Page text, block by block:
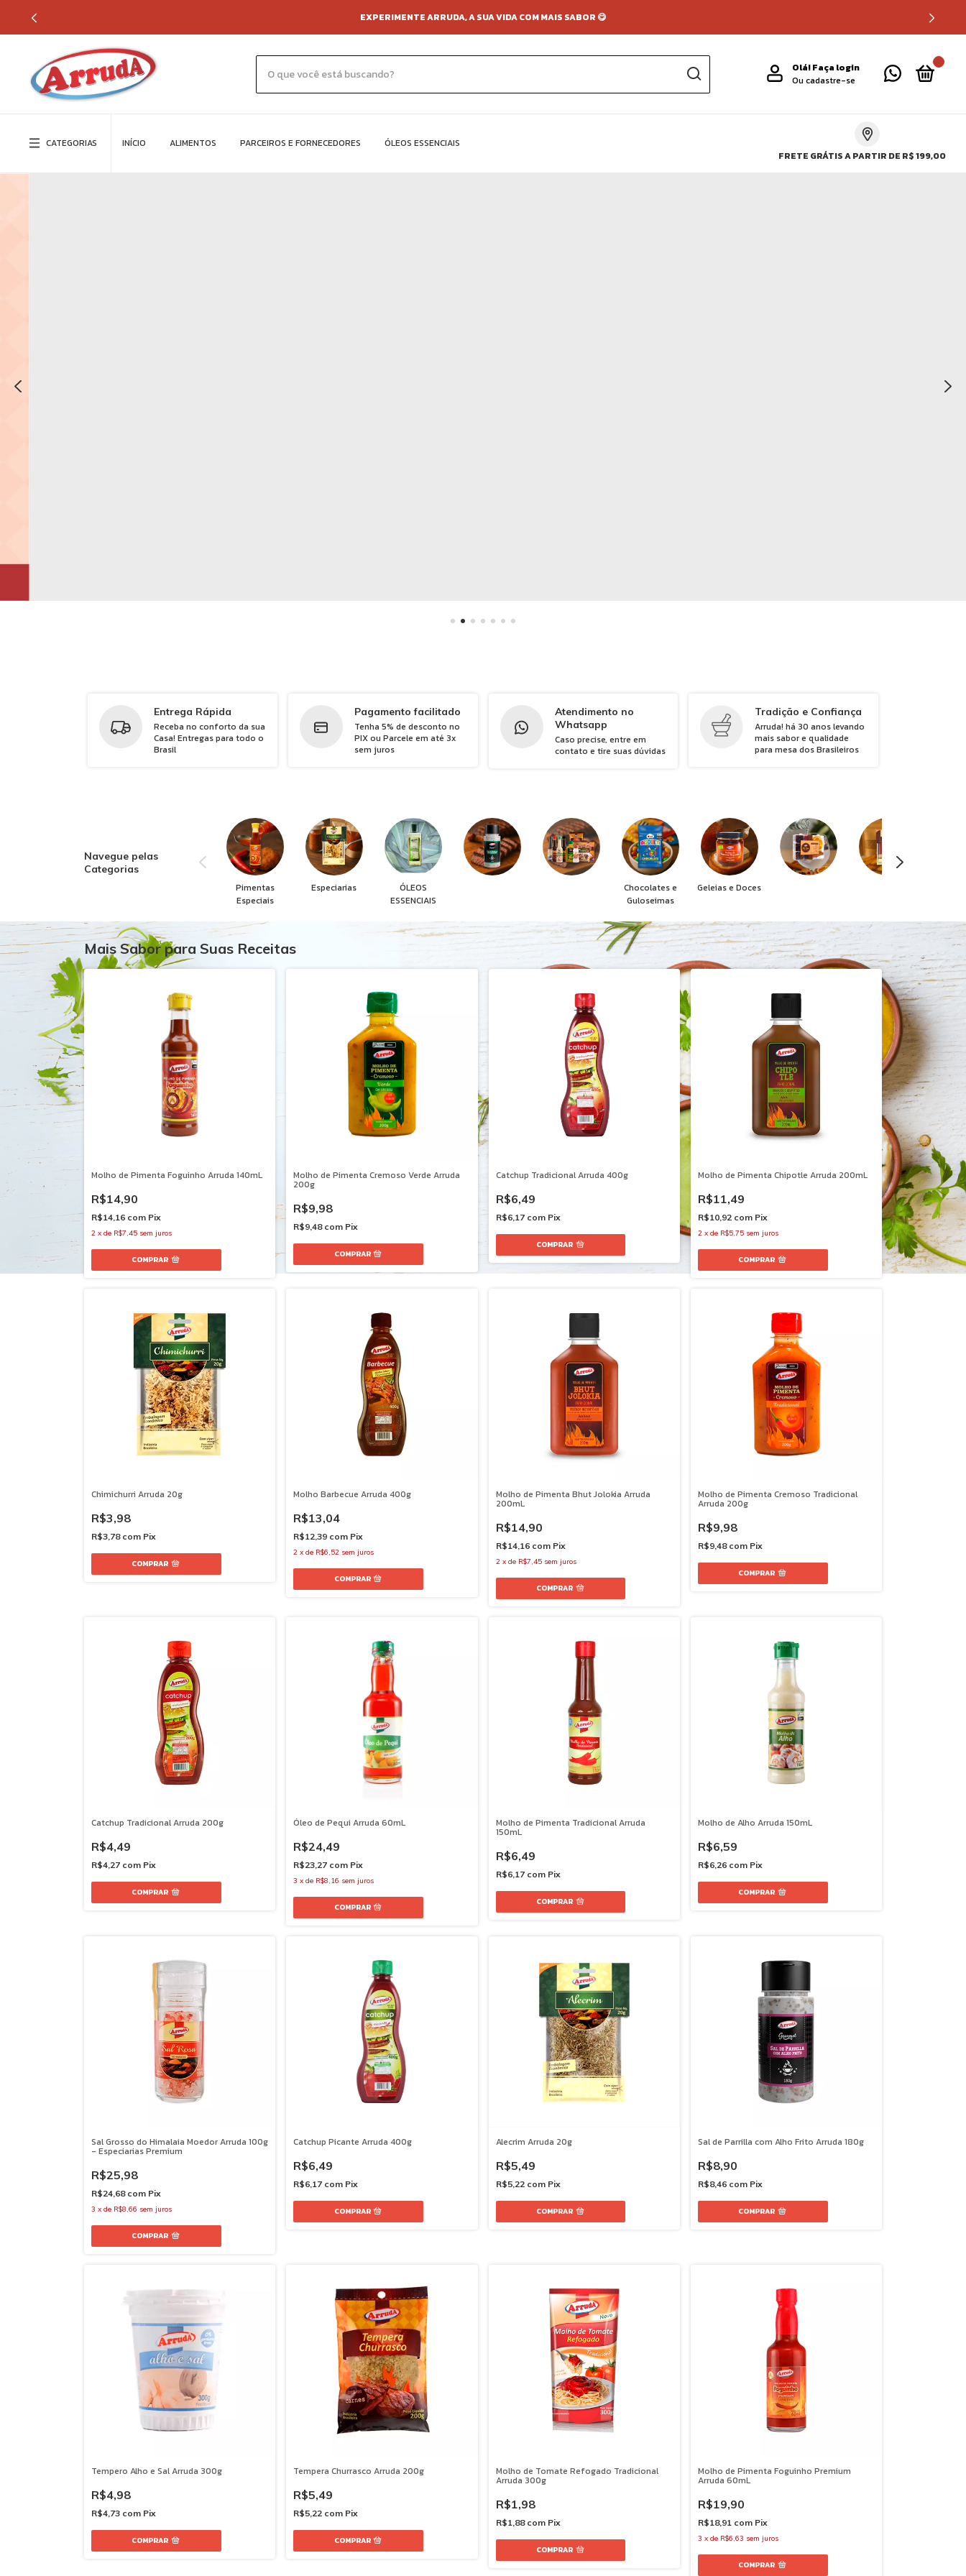
EXPERIMENTE ARRUDA, A SUA VIDA COM MAIS SABOR 😋
Olá!Faça login
Ou cadastre-se
CATEGORIAS INÍCIO ALIMENTOS PARCEIROS E FORNECEDORES
ÓLEOS ESSENCIAIS
FRETE GRÁTIS A PARTIR DE R$ 199,00
Entrega Rápida
Receba no conforto da sua
Casa! Entregas para todo o
Brasil
Pagamento facilitado
Tenha 5% de desconto no
PIX ou Parcele em até 3x
sem juros
Atendimento no
Whatsapp
Caso precise, entre em
contato e tire suas dúvidas
Tradição e Confiança
Arruda! há 30 anos levando
mais sabor e qualidade
para mesa dos Brasileiros
Navegue pelas
Categorias
Pimentas
Especiais
Especiarias
ÓLEOS
ESSENCIAIS
Chocolates e
Guloseimas
Geleias e Doces
Mais Sabor para Suas Receitas
Molho de Pimenta Foguinho Arruda 140mL
R$14,90
R$14,16 com Pix
2 x de R$7,45 sem juros
Molho de Pimenta Cremoso Verde Arruda
200g
R$9,98
R$9,48 com Pix
Catchup Tradicional Arruda 400g
R$6,49
R$6,17 com Pix
Molho de Pimenta Chipotle Arruda 200mL
R$11,49
R$10,92 com Pix
2 x de R$5,75 sem juros
Chimichurri Arruda 20g
R$3,98
R$3,78 com Pix
Molho Barbecue Arruda 400g
R$13,04
R$12,39 com Pix
2 xde R$6,52 sem juros
Molho de Pimenta Bhut Jolokia Arruda
200mL
R$14,90
R$14,16 com Pix
2 x de R$7,45 sem juros
Molho de Pimenta Cremoso Tradicional
Arruda 200g
R$9,98
R$9,48 com Pix
Catchup Tradicional Arruda 200g
R$4,49
R$4,27 com Pix
Óleo de Pequi Arruda 60mL
R$24,49
R$23,27 com Pix
3 xde R$8,16 sem juros
Molho de Pimenta Tradicional Arruda
150mL
R$6,49
R$6,17 com Pix
Molho de Alho Arruda 150mL
R$6,59
R$6,26 com Pix
Sal Grosso do Himalaia Moedor Arruda 100g
- Especiarias Premium
R$25,98
R$24,68 com Pix
3 x de R$8,66 sem juros
Catchup Picante Arruda 400g
R$6,49
R$6,17 com Pix
Alecrim Arruda 20g
R$5,49
R$5,22 com Pix
Sal de Parrilla com Alho Frito Arruda 180g
R$8,90
R$8,46 com Pix
Tempero Alho e Sal Arruda 300g
R$4,98
R$4,73 com Pix
Tempera Churrasco Arruda 200g
R$5,49
R$5,22 com Pix
Molho de Tomate Refogado Tradicional
Arruda 300g
R$1,98
R$1,88 com Pix
Molho de Pimenta Foguinho Premium
Arruda 60mL
R$19,90
R$18,91 com Pix
3 x de R$6,63 sem juros